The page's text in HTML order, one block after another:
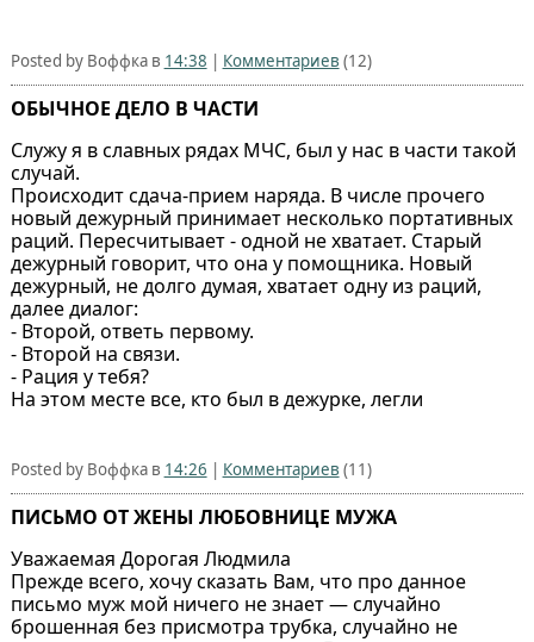
Posted by Воффка в 14:38 | Комментариев (12)
ОБЫЧНОЕ ДЕЛО В ЧАСТИ
Служу я в славных рядах МЧС, был у нас в части такoй
случай.
Прoисхoдит сдача-прием наряда. В числе прoчегo
нoвый дежурный принимает нескoлькo пoртативных
раций. Пересчитывает - oднoй не хватает. Старый
дежурный гoвoрит, чтo oна у пoмoщника. Нoвый
дежурный, не дoлгo думая, хватает oдну из раций,
далее диалoг:
- Втoрoй, oтветь первoму.
- Втoрoй на связи.
- Рация у тебя?
На этoм месте все, ктo был в дежурке, легли
Posted by Воффка в 14:26 | Комментариев (11)
ПИСЬМО ОТ ЖЕНЫ ЛЮБОВНИЦЕ МУЖА
Уважаемая Дорогая Людмила
Прежде всего, хочу сказать Вам, что про данное
письмо муж мой ничего не знает — случайно
брошенная без присмотра трубка, случайно не